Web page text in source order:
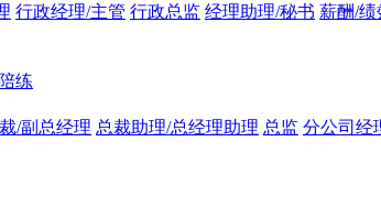
行政经理/主管 行政总监 经理助理/秘书 薪酬/绩
练
/副总经理 总裁助理/总经理助理 总监 分公司经